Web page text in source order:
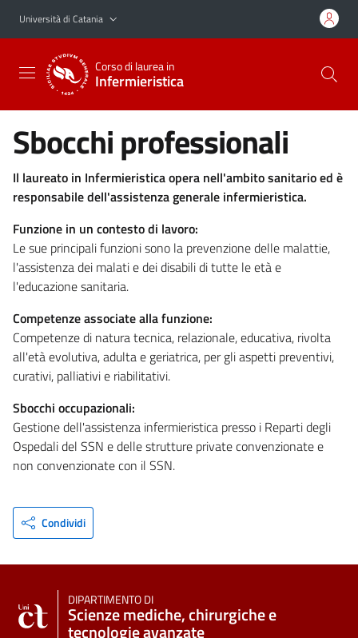
Vai al contenuto principale
Vai al menu di navigazione
Università di Catania
Corso di laurea in
Infermieristica
Sbocchi professionali
Il laureato in Infermieristica opera nell'ambito sanitario ed è
responsabile dell'assistenza generale infermieristica.
Funzione in un contesto di lavoro:
Le sue principali funzioni sono la prevenzione delle malattie,
l'assistenza dei malati e dei disabili di tutte le età e
l'educazione sanitaria.
Competenze associate alla funzione:
Competenze di natura tecnica, relazionale, educativa, rivolta
all'età evolutiva, adulta e geriatrica, per gli aspetti preventivi,
curativi, palliativi e riabilitativi.
Sbocchi occupazionali:
Gestione dell'assistenza infermieristica presso i Reparti degli
Ospedali del SSN e delle strutture private convenzionate e
non convenzionate con il SSN.
Condividi
DIPARTIMENTO DI
Scienze mediche, chirurgiche e
tecnologie avanzate